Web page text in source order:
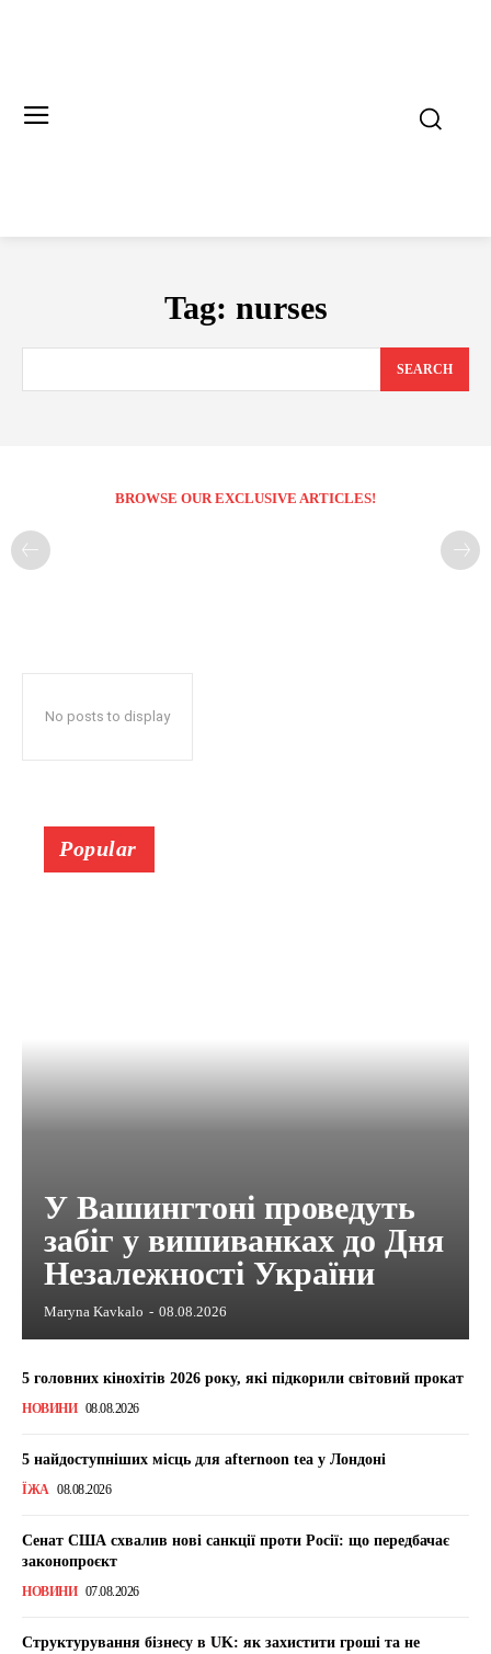
Tag: nurses
SEARCH
BROWSE OUR EXCLUSIVE ARTICLES!
No posts to display
Popular
У Вашингтоні проведуть
забіг у вишиванках до Дня
Незалежності України
Maryna Kavkalo - 08.08.2026
5 головних кінохітів 2026 року, які підкорили світовий прокат
НОВИНИ 08.08.2026
5 найдоступніших місць для afternoon tea у Лондоні
ЇЖА 08.08.2026
Сенат США схвалив нові санкції проти Росії: що передбачає
законопроєкт
НОВИНИ 07.08.2026
Структурування бізнесу в UK: як захистити гроші та не